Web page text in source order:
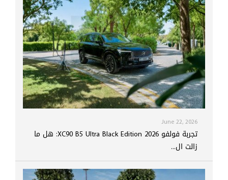
June 22, 2026
تجربة فولفو XC90 B5 Ultra Black Edition 2026: هل ما
زالت ال...